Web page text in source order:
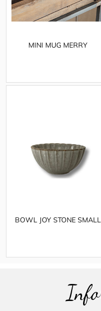
MINI MUG MERRY
BOWL JOY STONE SMALL